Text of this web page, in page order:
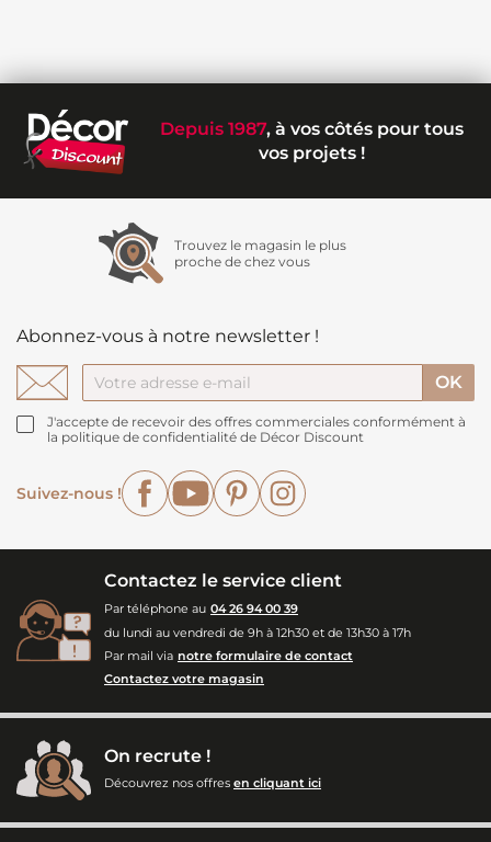
Depuis 1987, à vos côtés pour tous
vos projets !
Trouvez le magasin le plus
proche de chez vous
Abonnez-vous à notre newsletter !
J'accepte de recevoir des offres commerciales conformément à
la politique de confidentialité de Décor Discount
Suivez-nous !
FacebookYouTubePinterest
Contactez le service client
Par téléphone au 04 26 94 00 39
du lundi au vendredi de 9h à 12h30 et de 13h30 à 17h
Par mail via notre formulaire de contact
Contactez votre magasin
On recrute !
Découvrez nos offres en cliquant ici